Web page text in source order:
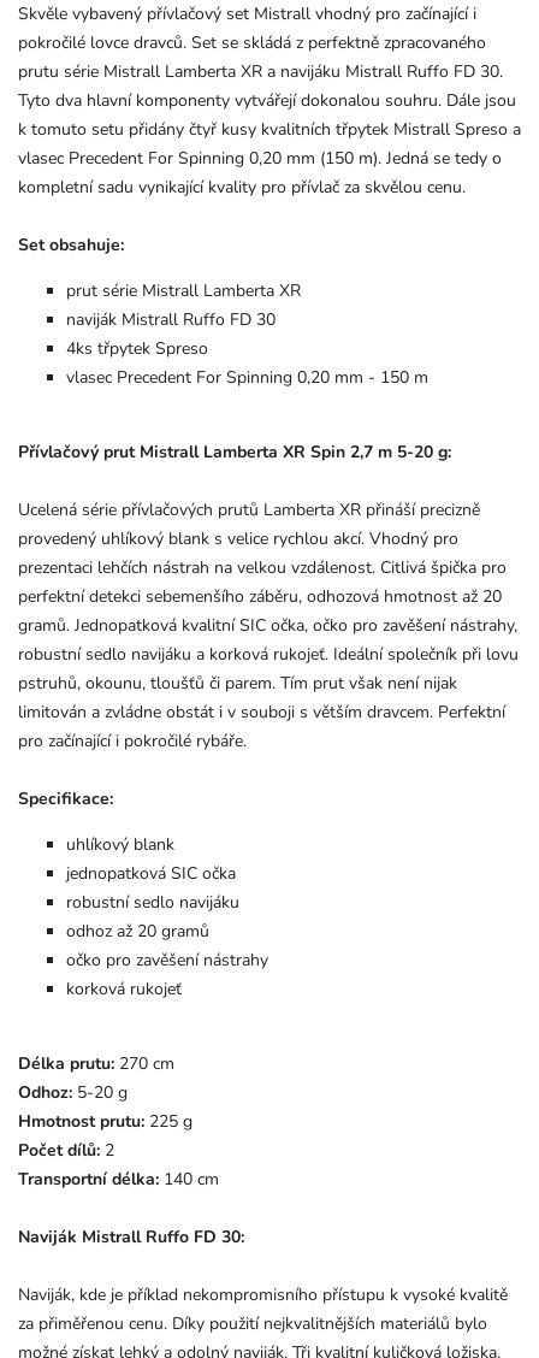
Skvěle vybavený přívlačový set Mistrall vhodný pro začínající i
pokročilé lovce dravců. Set se skládá z perfektně zpracovaného
prutu série Mistrall Lamberta XR a navijáku Mistrall Ruffo FD 30.
Tyto dva hlavní komponenty vytvářejí dokonalou souhru. Dále jsou
k tomuto setu přidány čtyř kusy kvalitních třpytek Mistrall Spreso a
vlasec Precedent For Spinning 0,20 mm (150 m). Jedná se tedy o
kompletní sadu vynikající kvality pro přívlač za skvělou cenu.
Set obsahuje:
prut série Mistrall Lamberta XR
naviják Mistrall Ruffo FD 30
4ks třpytek Spreso
vlasec Precedent For Spinning 0,20 mm - 150 m
Přívlačový prut Mistrall Lamberta XR Spin 2,7 m 5-20 g:
Ucelená série přívlačových prutů Lamberta XR přináší precizně
provedený uhlíkový blank s velice rychlou akcí. Vhodný pro
prezentaci lehčích nástrah na velkou vzdálenost. Citlivá špička pro
perfektní detekci sebemenšího záběru, odhozová hmotnost až 20
gramů. Jednopatková kvalitní SIC očka, očko pro zavěšení nástrahy,
robustní sedlo navijáku a korková rukojeť. Ideální společník při lovu
pstruhů, okounu, tloušťů či parem. Tím prut však není nijak
limitován a zvládne obstát i v souboji s větším dravcem. Perfektní
pro začínající i pokročilé rybáře.
Specifikace:
uhlíkový blank
jednopatková SIC očka
robustní sedlo navijáku
odhoz až 20 gramů
očko pro zavěšení nástrahy
korková rukojeť
Délka prutu: 270 cm
Odhoz: 5-20 g
Hmotnost prutu: 225 g
Počet dílů: 2
Transportní délka: 140 cm
Naviják Mistrall Ruffo FD 30:
Naviják, kde je příklad nekompromisního přístupu k vysoké kvalitě
za přiměřenou cenu. Díky použití nejkvalitnějších materiálů bylo
možné získat lehký a odolný naviják. Tři kvalitní kuličková ložiska,